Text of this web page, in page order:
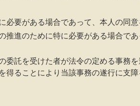
必要がある場合であって、本人の同
推進のために特に必要がある場合で
委託を受けた者が法令の定める事務
得ることにより当該事務の遂行に支